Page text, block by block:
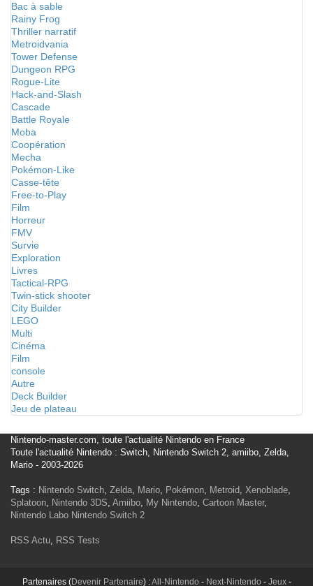
Bac à sable
Rainy Frog
Thriller narratif
Metroidvania
Tower Defense
Dungeon RPG
Rogue-Lite
Hack-and-Slash
Cascade
Battle Royale
Moba
Coopération
Mecha
Pokémon-Like
Casse-tête
Free-to-Play
Film
Horreur
FMV
Survie
Exploration
Livres
Tactical-RPG
Twin-stick shooter
City Builder
LEGO
Multi
Cinéma
Film
console
Autre
Deck Builder
Jeu de plateau
Nintendo-master.com, toute l'actualité Nintendo en France
Toute l'actualité Nintendo : Switch, Nintendo Switch 2, amiibo, Zelda,
Mario - 2003-2026
Tags : Nintendo Switch, Zelda, Mario, Pokémon, Metroid, Xenoblade,
Splatoon, Nintendo 3DS, Amiibo, My Nintendo, Cartoon Master,
Nintendo Labo Nintendo Switch 2
RSS Actu, RSS Tests
Partenaires (Devenir Partenaire) :All-Nintendo - Next-Nintendo - Jeux-